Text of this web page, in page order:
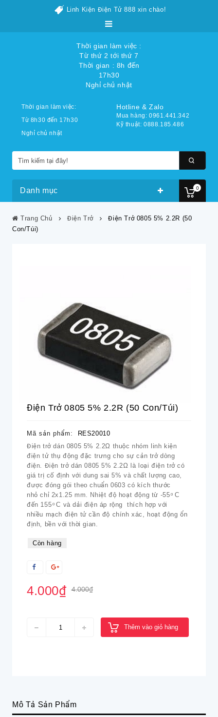
Linh Kiện Điện Tử 888 xin chào!
Thời gian làm việc :
Từ thứ 2 tới thứ 7
Thời gian : 8h đến
17h30
Nghỉ chủ nhật
0
Thời gian làm việc:
Từ 8h30 đến 17h30
Nghỉ chủ nhật
Hotline & Zalo
Mua hàng: 0961.441.342
Kỹ thuật: 0888.185.486
Danh mục
Trang Chủ Điện Trở
Điện Trở 0805 5% 2.2R (50
Con/túi)
Điện Trở 0805 5% 2.2R (50 Con/túi)
Mã sản phẩm:
RES20010
Điện trở dán 0805 5% 2.2Ω thuộc nhóm linh kiện
điện tử thụ động đặc trưng cho sự cản trở dòng
điện. Điện trở dán 0805 5% 2.2Ω là loại điện trở có
giá trị cố định với dung sai 5% và chất lượng cao,
được đóng gói theo chuẩn 0603 có kích thước
nhỏ chỉ 2x1.25 mm. Nhiệt độ hoạt động từ -55 ͦ C
đến 155 ͦ C và dải điện áp rộng thích hợp với
nhiều mạch điện tử cần độ chính xác, hoạt động ổn
định, bền với thời gian.
Còn hàng
4.000₫ 4.000₫
Thêm vào giỏ hàng
Mô Tả Sản Phẩm